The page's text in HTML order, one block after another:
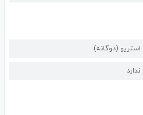
استریو (دوگانه)
ندارد